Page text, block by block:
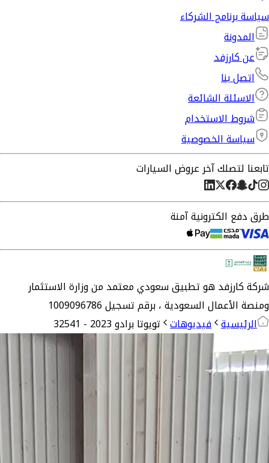
سياسة برنامج الشركاء
المدونة
عن كارزفد
اتصل بنا
الاسئلة الشائعة
شروط الاستخدام
سياسة الخصوصية
تابعنا لتصلك آخر عروض السيارات
طرق دفع الكترونية آمنة
شركةكارزفدهو تطبيق سعودي معتمد من وزارة الاستثمار
ومنصة الأعمال السعودية ،برقم تسجيل 1009096786
الرئيسية فيديوهات تويوتا برادو 2023 - 32541